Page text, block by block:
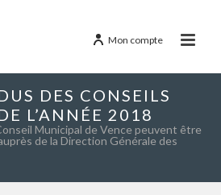
Mon compte
DES CONSEILS
L’ANNÉE 2018
Municipal de Vence peuvent être
de la Direction Générale des